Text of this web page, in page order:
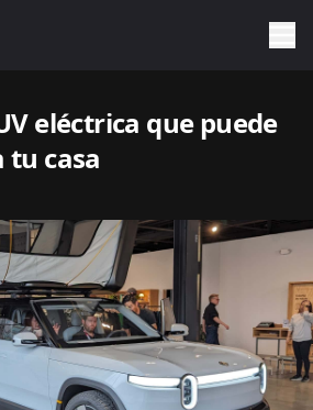
eléctrica que puede
tu casa